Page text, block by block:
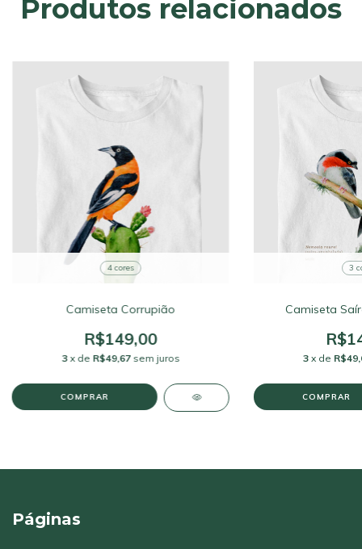
Produtos relacionados
4 cores
Camiseta Corrupião
R$149,00
3 x de R$49,67 sem juros
COMPRAR
3
Camiseta
3 x de
COMPRAR
Páginas